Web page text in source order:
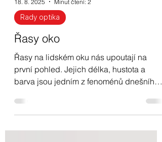
18. 8. 2025 Minut čtení: 2
Rady optika
Řasy oko
Řasy na lidském oku nás upoutají na
první pohled. Jejich délka, hustota a
barva jsou jedním z fenoménů dnešního